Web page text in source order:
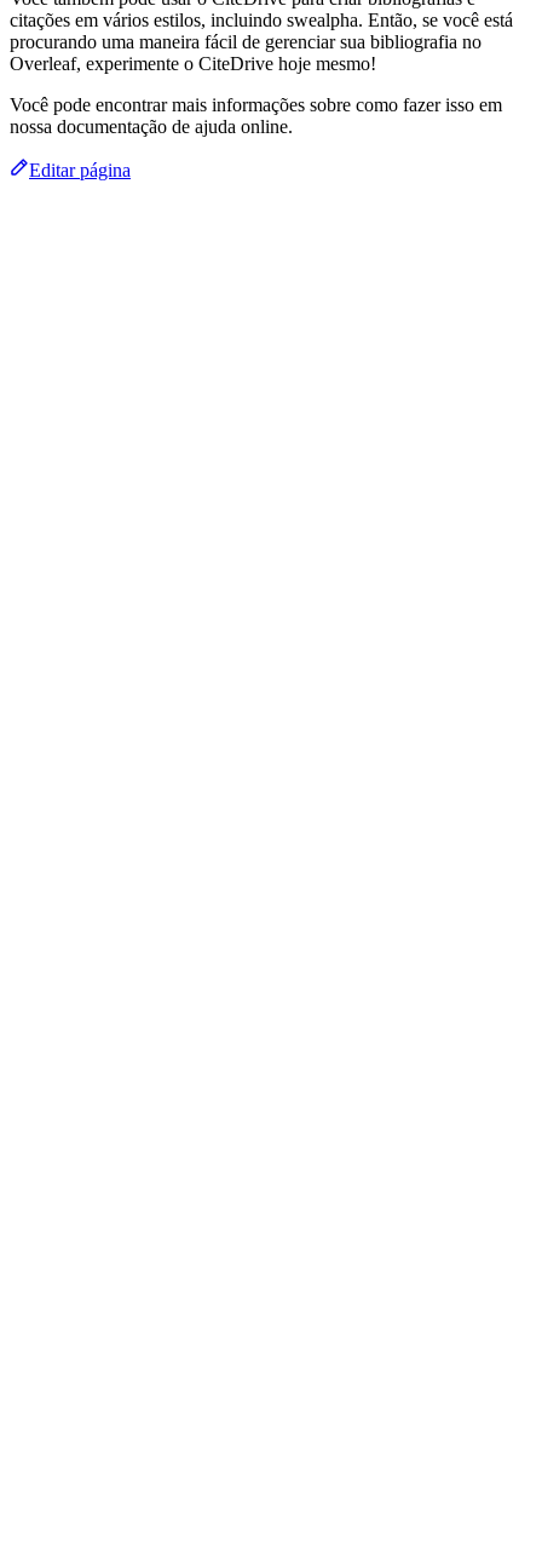
citações em vários estilos, incluindo swealpha. Então, se você está
procurando uma maneira fácil de gerenciar sua bibliografia no
Overleaf, experimente o CiteDrive hoje mesmo!
Você pode encontrar mais informações sobre como fazer isso em
nossa documentação de ajuda online.
Editar página